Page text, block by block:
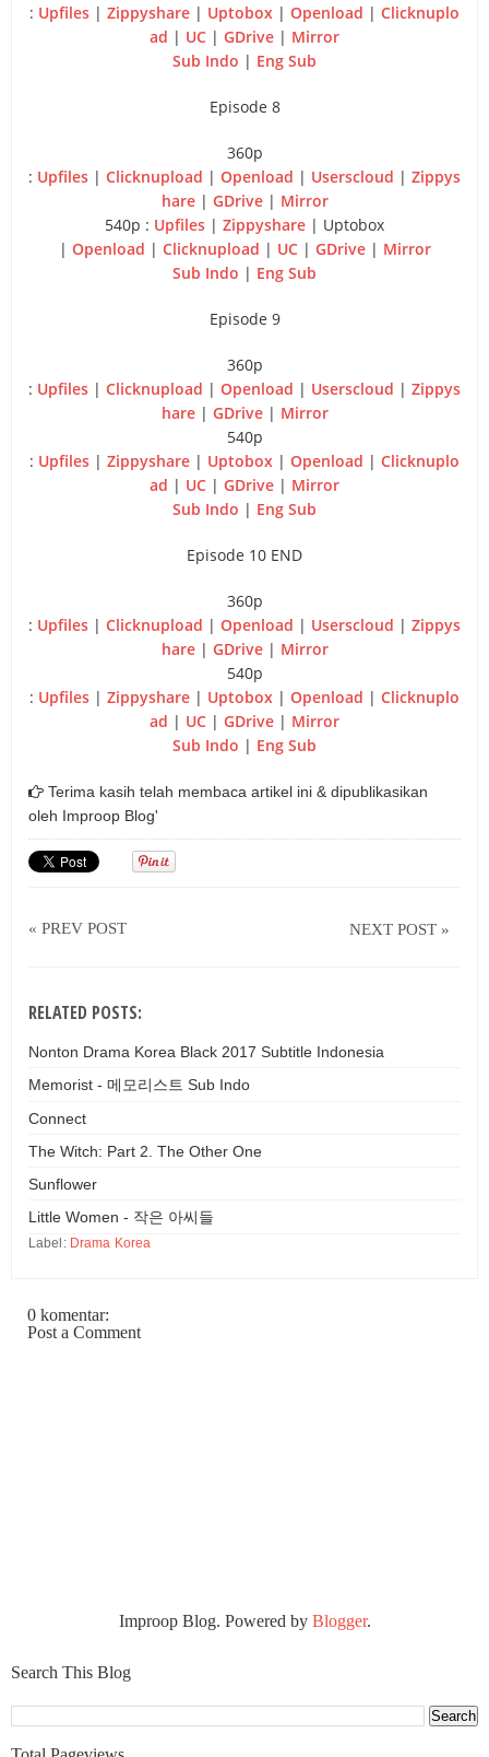
: Upfiles | Zippyshare | Uptobox | Openload | Clicknuplo
ad | UC | GDrive | Mirror
Sub Indo | Eng Sub
Episode 8
360p
: Upfiles | Clicknupload | Openload | Userscloud | Zippys
hare| GDrive| Mirror
540p : Upfiles | Zippyshare | Uptobox
| Openload | Clicknupload | UC| GDrive| Mirror
Sub Indo | Eng Sub
Episode 9
360p
: Upfiles | Clicknupload | Openload | Userscloud | Zippys
hare| GDrive| Mirror
540p
: Upfiles | Zippyshare | Uptobox | Openload | Clicknuplo
ad | UC | GDrive | Mirror
Sub Indo | Eng Sub
Episode 10 END
360p
: Upfiles | Clicknupload | Openload | Userscloud | Zippys
hare| GDrive| Mirror
540p
: Upfiles | Zippyshare | Uptobox | Openload | Clicknuplo
ad | UC | GDrive | Mirror
Sub Indo | Eng Sub
Terima kasih telah membaca artikel ini & dipublikasikan
oleh Improop Blog'
« PREV POST NEXT POST »
RELATED POSTS:
Nonton Drama Korea Black 2017 Subtitle Indonesia
Memorist - 메모리스트 Sub Indo
Connect
The Witch: Part 2. The Other One
Sunflower
Little Women - 작은 아씨들
Label: Drama Korea
0 komentar:
Post a Comment
Improop Blog. Powered by Blogger.
Search This Blog